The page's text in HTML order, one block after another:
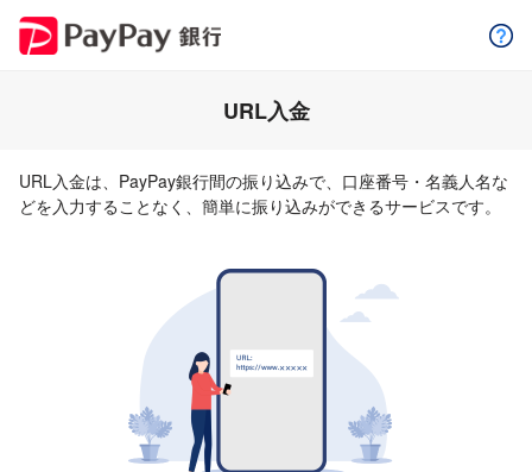
URL入金
URL入金は、PayPay銀行間の振り込みで、口座番号・名義人名な
どを入力することなく、簡単に振り込みができるサービスです。